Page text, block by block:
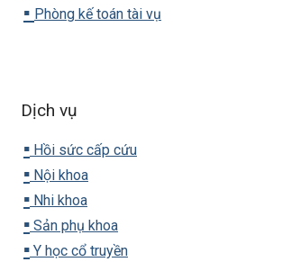
▪️ Phòng kế toán tài vụ
Dịch vụ
▪️ Hồi sức cấp cứu
▪️ Nội khoa
▪️ Nhi khoa
▪️ Sản phụ khoa
▪️ Y học cổ truyền